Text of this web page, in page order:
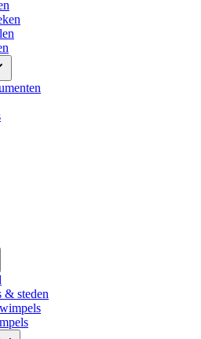
& steden